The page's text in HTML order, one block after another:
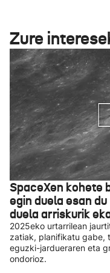
Zure
SpaceXen kohete
egin duela esan
duela arriskurik
2025eko urtarrilean
zatiak, planifikatu gabe,
eguzki-jardueraren eta
ondorioz.